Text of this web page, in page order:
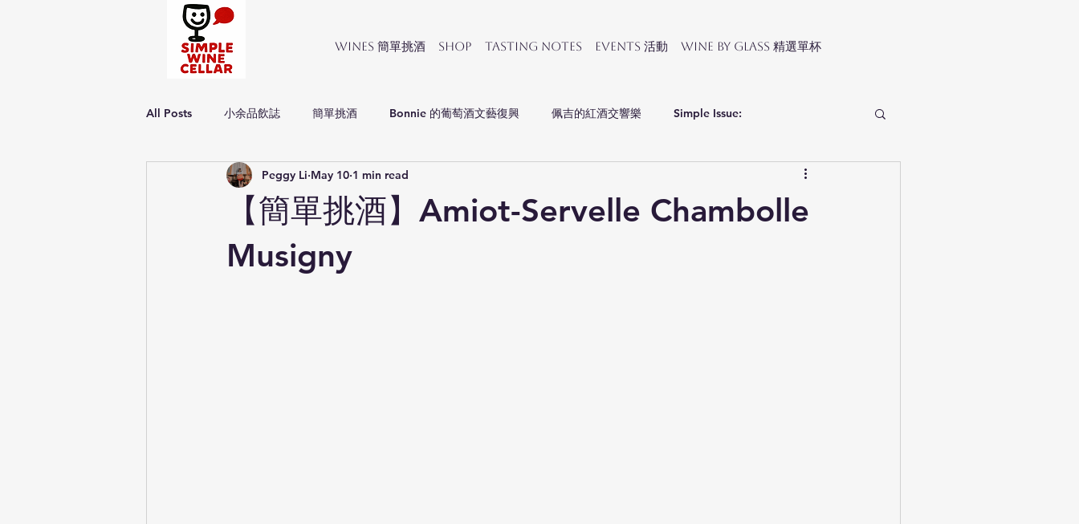
Wines 簡單挑酒 SHOP Tasting Notes Events 活動 Wine by Glass 精選單杯
All Posts 小余品飲誌 簡單挑酒 Bonnie 的葡萄酒文藝復興 佩吉的紅酒交響樂 Simple Issue:
Simple about wine 簡單品酒會
【簡單挑酒】Amiot-Servelle Chambolle
Musigny
Peggy Li May 10 1 min read